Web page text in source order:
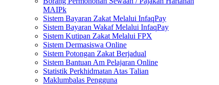
MAIPk
Sistem Bayaran Zakat Melalui InfaqPay
Sistem Bayaran Wakaf Melalui InfaqPay
Sistem Kutipan Zakat Melalui FPX
Sistem Dermasiswa Online
Sistem Potongan Zakat Berjadual
Sistem Bantuan Am Pelajaran Online
Statistik Perkhidmatan Atas Talian
Maklumbalas Pengguna